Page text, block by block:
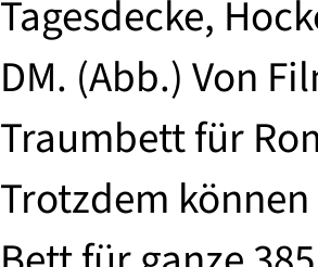
Tagesdecke,
DM. (Abb.) Von
Traumbett für
Trotzdem